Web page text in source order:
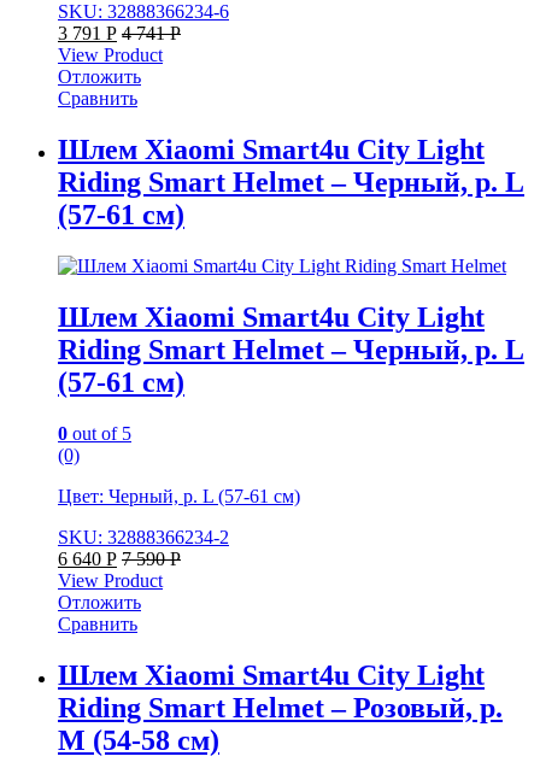
SKU: 32888366234-6
3 791 Р 4 741Р
View Product
Отложить
Сравнить
Шлем Xiaomi Smart4u City Light
Riding Smart Helmet – Черный, р. L
(57-61 см)
Шлем Xiaomi Smart4u City Light
Riding Smart Helmet – Черный, р. L
(57-61 см)
0 out of 5
(0)
Цвет: Черный, р. L (57-61 см)
SKU: 32888366234-2
6 640 Р 7 590Р
View Product
Отложить
Сравнить
Шлем Xiaomi Smart4u City Light
Riding Smart Helmet – Розовый, р.
M (54-58 см)